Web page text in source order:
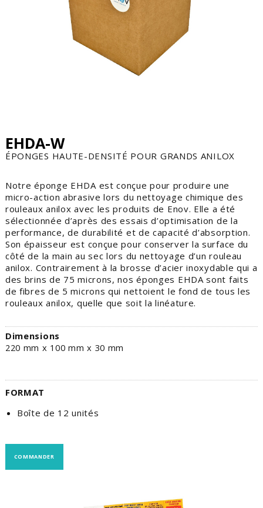
EHDA-W
ÉPONGES HAUTE-DENSITÉ POUR GRANDS ANILOX
Notre éponge EHDA est conçue pour produire une
micro-action abrasive lors du nettoyage chimique des
rouleaux anilox avec les produits de Enov. Elle a été
sélectionnée d’après des essais d’optimisation de la
performance, de durabilité et de capacité d’absorption.
Son épaisseur est conçue pour conserver la surface du
côté de la main au sec lors du nettoyage d’un rouleau
anilox. Contrairement à la brosse d’acier inoxydable qui a
des brins de 75 microns, nos éponges EHDA sont faits
de fibres de 5 microns qui nettoient le fond de tous les
rouleaux anilox, quelle que soit la linéature.
Dimensions
220 mm x 100 mm x 30 mm
FORMAT
Boîte de 12 unités
COMMANDER